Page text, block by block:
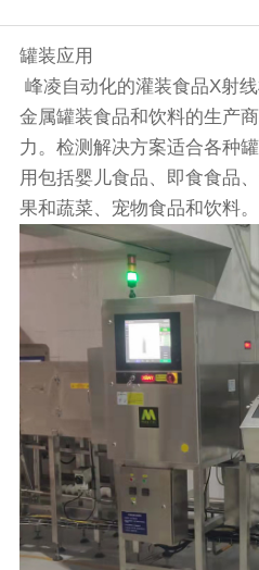
罐装应用
峰凌自动化的灌装食品X射
金属罐装食品和饮料的生产
力。检测解决方案适合各种
用包括婴儿食品、即食食品
果和蔬菜、宠物食品和饮料。